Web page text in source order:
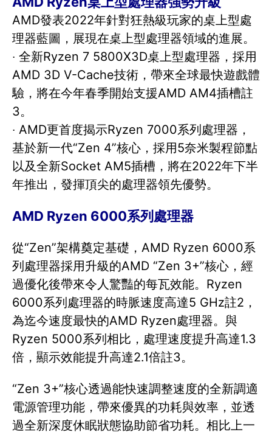
AMD發表2022年針對狂熱級玩家的桌上型處
理器藍圖，展現在桌上型處理器領域的進展。
‧ 全新Ryzen 7 5800X3D桌上型處理器，採用
AMD 3D V-Cache技術，帶來全球最快遊戲體
驗，將在今年春季開始支援AMD AM4插槽註
3。
‧ AMD更首度揭示Ryzen 7000系列處理器，
基於新一代“Zen 4”核心，採用5奈米製程節點
以及全新Socket AM5插槽，將在2022年下半
年推出，發揮頂尖的處理器領先優勢。
AMD Ryzen 6000系列處理器
從“Zen”架構奠定基礎，AMD Ryzen 6000系
列處理器採用升級的AMD “Zen 3+”核心，經
過優化後帶來令人驚豔的每瓦效能。Ryzen
6000系列處理器的時脈速度高達5 GHz註2，
為迄今速度最快的AMD Ryzen處理器。與
Ryzen 5000系列相比，處理速度提升高達1.3
倍，顯示效能提升高達2.1倍註3。
“Zen 3+”核心透過能快速調整速度的全新調適
電源管理功能，帶來優異的功耗與效率，並透
過全新深度休眠狀態協助節省功耗。相比上一